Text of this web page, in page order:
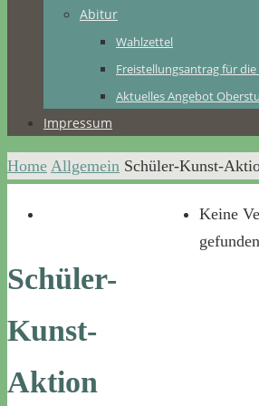
Abitur
Wahlzettel
Freistellungsantrag für
Aktuelles Angebot
Impressum
Home Allgemein Schüler-Kunst-
Schüler-
Kunst-
Aktion
Keine